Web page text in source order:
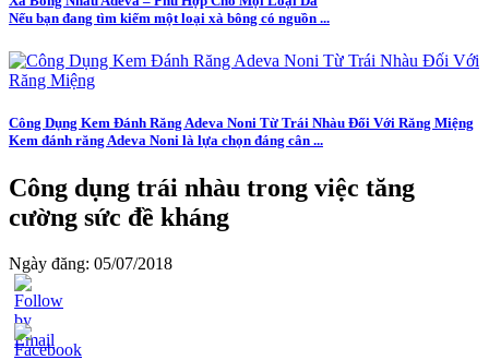
Nếu bạn đang tìm kiếm một loại xà bông có nguồn ...
Công Dụng Kem Đánh Răng Adeva Noni Từ Trái Nhàu Đối Với Răng Miệng
Kem đánh răng Adeva Noni là lựa chọn đáng cân ...
Công dụng trái nhàu trong việc tăng
cường sức đề kháng
Ngày đăng: 05/07/2018